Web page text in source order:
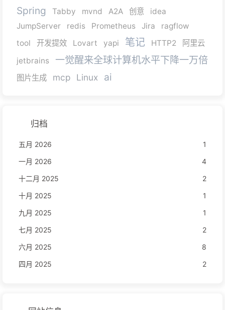
Spring Tabby mvnd A2A 创意
idea
JumpServer
redis Prometheus Jira
ragflow
tool
开发提效 Lovart yapi 笔记 HTTP2
阿里云
jetbrains
一觉醒来全球计算机水平下降一万倍
图片生成 mcp Linux ai
归档
五月 2026
1
一月 2026
4
十二月 2025
2
十月 2025
1
九月 2025
1
七月 2025
2
六月 2025
8
四月 2025
2